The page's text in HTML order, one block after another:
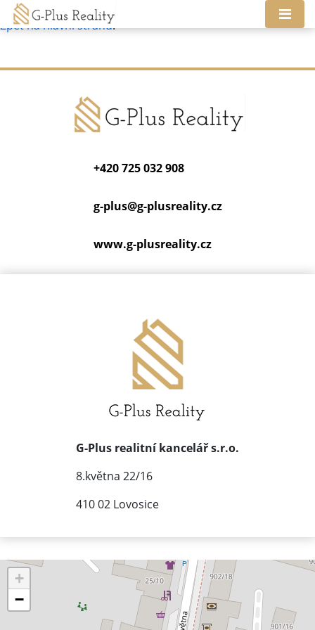
Tato nemovitost neexistuje, již nejspíš byla smazána.
Zpět na hlavní stranu.
+420 725 032 908
g-plus@g-plusreality.cz
www.g-plusreality.cz
G-Plus realitní kancelář s.r.o.
8.května 22/16
410 02 Lovosice
+
−